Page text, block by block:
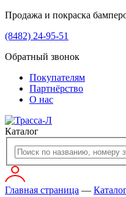
Продажа и покраска
(8482) 24-95-51
Обратный звонок
Покупателям
Партнёрство
О нас
Каталог
Главная страница —